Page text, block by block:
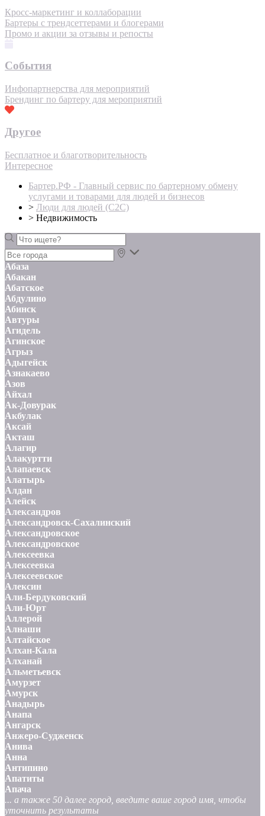
Кросс-маркетинг и коллаборации
Бартеры с трендсеттерами и блогерами
Промо и акции за отзывы и репосты
События
Инфопартнерства для мероприятий
Брендинг по бартеру для мероприятий
Другое
Бесплатное и благотворительность
Интересное
Бартер.РФ - Главный сервис по бартерному обмену
услугами и товарами для людей и бизнесов
> Люди для людей (С2С)
> Недвижимость
Абаза
Абакан
Абатское
Абдулино
Абинск
Автуры
Агидель
Агинское
Агрыз
Адыгейск
Азнакаево
Азов
Айхал
Ак-Довурак
Акбулак
Аксай
Акташ
Алагир
Алакуртти
Алапаевск
Алатырь
Алдан
Алейск
Александров
Александровск-Сахалинский
Александровское
Александровское
Алексеевка
Алексеевка
Алексеевское
Алексин
Али-Бердуковский
Али-Юрт
Аллерой
Алнаши
Алтайское
Алхан-Кала
Алханай
Альметьевск
Амурзет
Амурск
Анадырь
Анапа
Ангарск
Анжеро-Судженск
Анива
Анна
Антипино
Апатиты
Апача
... а также 50 далее город, введите ваше город имя, чтобы
уточнить результаты